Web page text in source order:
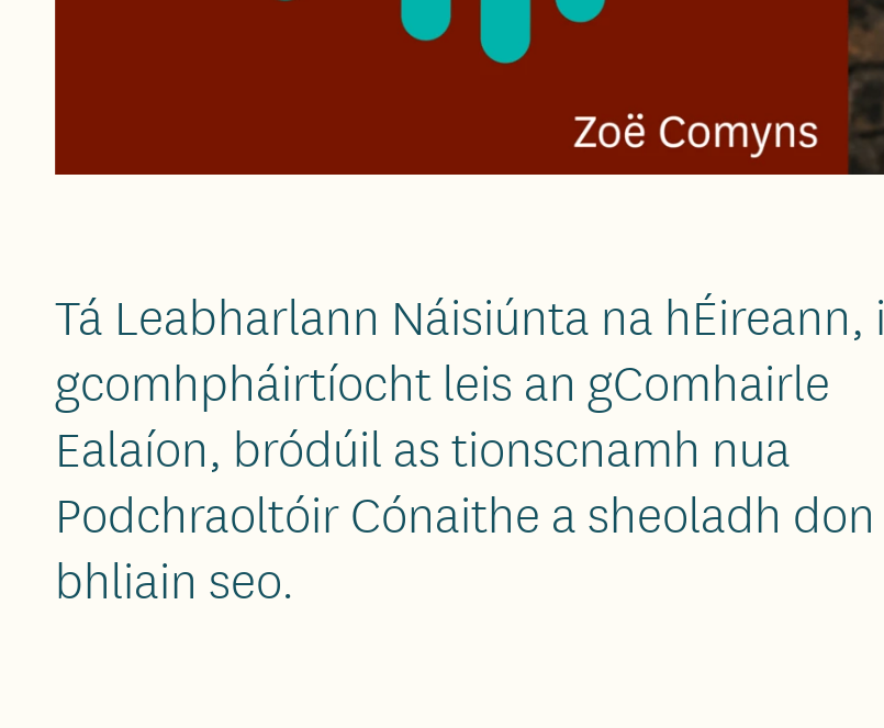
Tá Leabharlann Náisiúnta na hÉireann, i
gcomhpháirtíocht leis an gComhairle
Ealaíon, bródúil as tionscnamh nua
Podchraoltóir Cónaithe a sheoladh don
bhliain seo.